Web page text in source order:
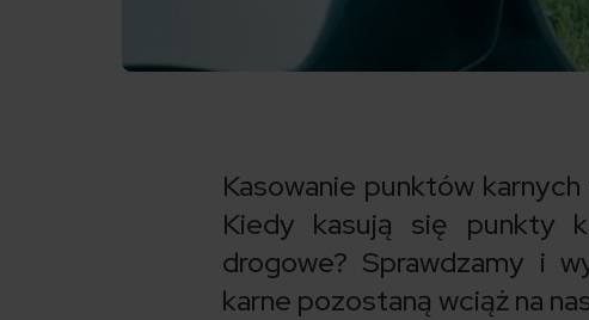
Kasowanie punktów
Kiedy kasują się punkty
drogowe? Sprawdzamy i
karne pozostaną wciąż na